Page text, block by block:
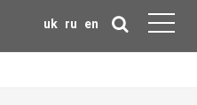
uk ru en